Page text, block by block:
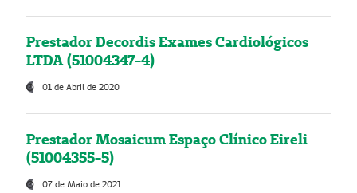
Prestador Decordis Exames Cardiológicos
LTDA (51004347-4)
01 de Abril de 2020
Prestador Mosaicum Espaço Clínico Eireli
(51004355-5)
07 de Maio de 2021